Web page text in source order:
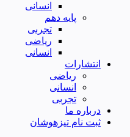
انسانی
پایه دهم
تجربی
ریاضی
انسانی
انتشارات
ریاضی
انسانی
تجربی
درباره ما
ثبت نام تیزهوشان